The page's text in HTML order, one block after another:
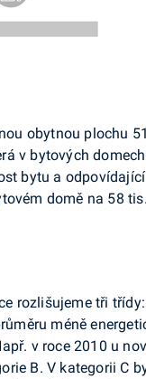
obytnou plochu
v bytových
bytu a
domě na 58
rozlišujeme tři
méně
v roce 2010 u
B. V kategorii C